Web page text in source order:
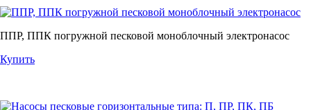
ППР, ППК погружной песковой моноблочный электронасос
Купить